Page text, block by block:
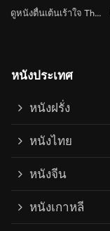
ดูหนังตื่นเต้นเร้าใจ Thriller
หนังประเทศ
หนังฝรั่ง
หนังไทย
หนังจีน
หนังเกาหลี